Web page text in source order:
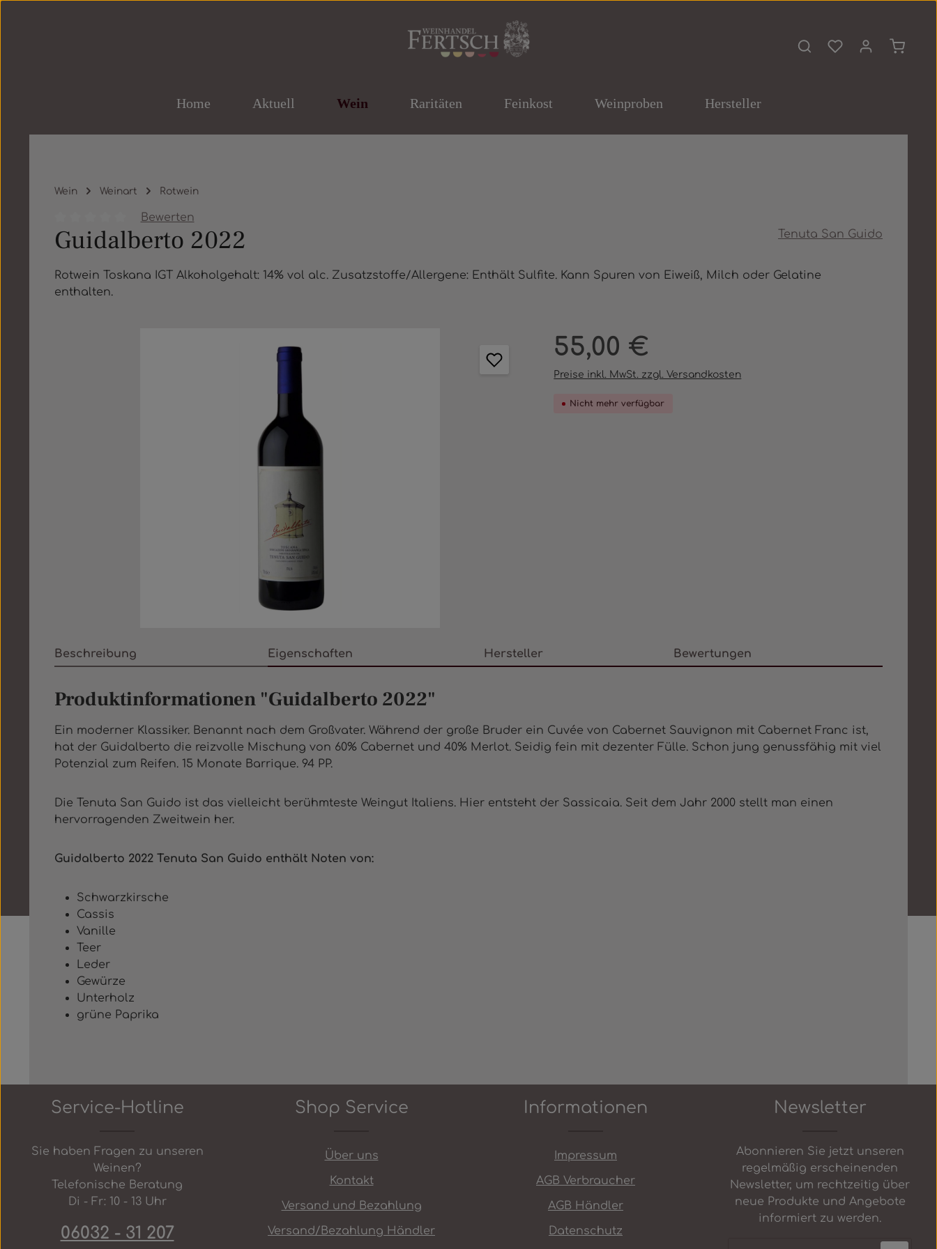
Home Aktuell Wein Raritäten Feinkost Weinproben Hersteller
Du hast 0 Produkte
Wein Weinart Rotwein
Durchschnittliche Bewertung von 0 von 5 Sternen
Bewerten
Guidalberto 2022 Tenuta San Guido
Rotwein Toskana IGT Alkoholgehalt: 14% vol alc. Zusatzstoffe/Allergene: Enthält Sulfite. Kann Spuren von Eiweiß, Milch oder Gelatine
enthalten.
Regulärer Preis:
55,00 €
Preise inkl. MwSt. zzgl. Versandkosten
Nicht mehr verfügbar
Beschreibung Eigenschaften Hersteller Bewertungen
Produktinformationen "Guidalberto 2022"
Ein moderner Klassiker. Benannt nach dem Großvater. Während der große Bruder ein Cuvée von Cabernet Sauvignon mit Cabernet Franc ist,
hat der Guidalberto die reizvolle Mischung von 60% Cabernet und 40% Merlot. Seidig fein mit dezenter Fülle. Schon jung genussfähig mit viel
Potenzial zum Reifen. 15 Monate Barrique. 94 PP.
Die Tenuta San Guido ist das vielleicht berühmteste Weingut Italiens. Hier entsteht der Sassicaia. Seit dem Jahr 2000 stellt man einen
hervorragenden Zweitwein her.
Guidalberto 2022 Tenuta San Guido enthält Noten von:
Schwarzkirsche
Cassis
Vanille
Teer
Leder
Gewürze
Unterholz
grüne Paprika
Service-Hotline
Sie haben Fragen zu unseren
Weinen?
Telefonische Beratung
Di - Fr: 10 - 13 Uhr
06032 - 31 207
Shop Service
Über uns
Kontakt
Versand und Bezahlung
Versand/Bezahlung Händler
Informationen
Impressum
AGB Verbraucher
AGB Händler
Datenschutz
Newsletter
Abonnieren Sie jetzt unseren
regelmäßig erscheinenden
Newsletter, um rechtzeitig über
neue Produkte und Angebote
informiert zu werden.
E-Mail-Adresse*